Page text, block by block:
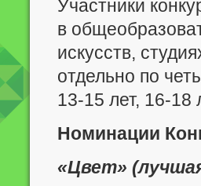
Участники
в
искусств,
отдельно по
13-15 лет, 16-18
Номинации
«Цвет»